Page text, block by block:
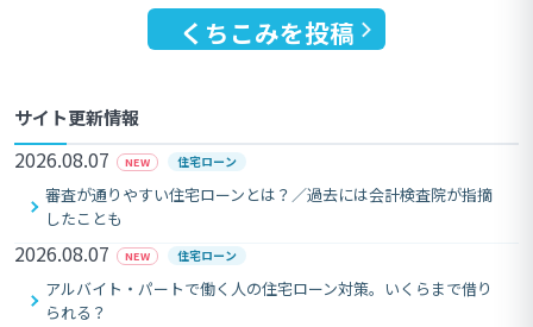
くちこみを投稿
サイト更新情報
2026.08.07 NEW 住宅ローン
審査が通りやすい住宅ローンとは？／過去には会計検査院が指摘
したことも
2026.08.07 NEW 住宅ローン
アルバイト・パートで働く人の住宅ローン対策。いくらまで借り
られる？